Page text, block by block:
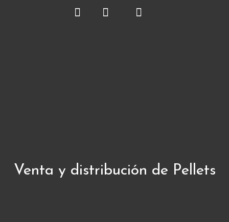
Venta y distribución de Pellets